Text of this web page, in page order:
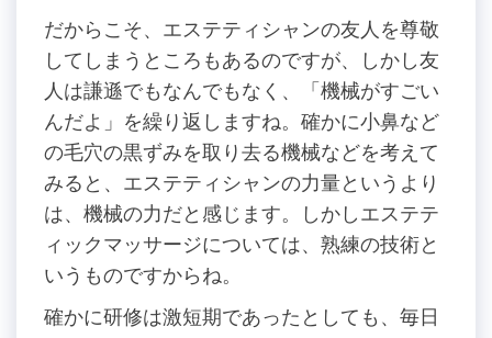
だからこそ、エステティシャンの友人を尊敬
してしまうところもあるのですが、しかし友
人は謙遜でもなんでもなく、「機械がすごい
んだよ」を繰り返しますね。確かに小鼻など
の毛穴の黒ずみを取り去る機械などを考えて
みると、エステティシャンの力量というより
は、機械の力だと感じます。しかしエステテ
ィックマッサージについては、熟練の技術と
いうものですからね。
確かに研修は激短期であったとしても、毎日